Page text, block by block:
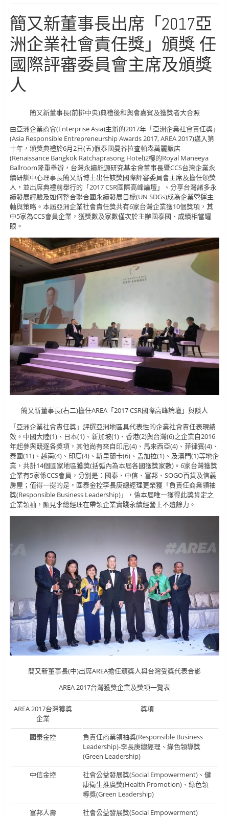
簡又新董事長出席「2017亞
洲企業社會責任獎」頒獎 任
國際評審委員會主席及頒獎
人
簡又新董事長(前排中央)典禮後和與會嘉賓及獲獎者大合照
由亞洲企業商會(Enterprise Asia)主辦的2017年「亞洲企業社會責任獎」
(Asia Responsible Entrepreneurship Awards 2017, AREA 2017)邁入第
十年，頒獎典禮於6月2日(五)假泰國曼谷拉查帕森萬麗飯店
(Renaissance Bangkok Ratchaprasong Hotel)2樓的Royal Maneeya
Ballroom隆重舉辦，台灣永續能源研究基金會董事長暨CCS台灣企業永
續研訓中心理事長簡又新博士出任該獎國際評審委員會主席及擔任頒獎
人，並出席典禮前舉行的「2017 CSR國際高峰論壇」、分享台灣諸多永
續發展經驗及如何整合聯合國永續發展目標(UN SDGs)成為企業營運主
軸與策略。本屆亞洲企業社會責任獎共有6家台灣企業獲10個獎項，其
中5家為CCS會員企業，獲獎數及家數僅次於主辦國泰國、成績相當耀
眼。
簡又新董事長(右二)擔任AREA「2017 CSR國際高峰論壇」與談人
「亞洲企業社會責任獎」評選亞洲地區具代表性的企業社會責任表現績
效。中國大陸(1)、日本(1)、新加坡(1)、香港(2)與台灣(6)之企業自2016
年起參與競逐各獎項，其他尚有來自印尼(4)、馬來西亞(4)、菲律賓(4)、
泰國(11)、越南(4)、印度(4)、斯里蘭卡(6)、孟加拉(1)、及澳門(1)等地企
業，共計14個國家地區獲獎(括弧內為本屆各國獲獎家數)。6家台灣獲獎
企業有5家係CCS會員，分別是：國泰、中信、富邦、SOGO百貨及信義
房屋；值得一提的是，國泰金控李長庚總經理更榮獲「負責任商業領袖
獎(Responsible Business Leadership)」，係本屆唯一獲得此獎肯定之
企業領袖，顯見李總經理在帶領企業實踐永續經營上不遺餘力。
簡又新董事長(中)出席AREA擔任頒獎人與台灣受獎代表合影
AREA 2017台灣獲獎企業及獎項一覽表
AREA 2017台灣獲獎
企業
獎項
國泰金控
負責任商業領袖獎(Responsible Business
Leadership)-李長庚總經理、綠色領導獎
(Green Leadership)
中信金控
社會公益發展獎(Social Empowerment)、健
康衛生推廣獎(Health Promotion)、綠色領
導獎(Green Leadership)
富邦人壽
社會公益發展獎(Social Empowerment)